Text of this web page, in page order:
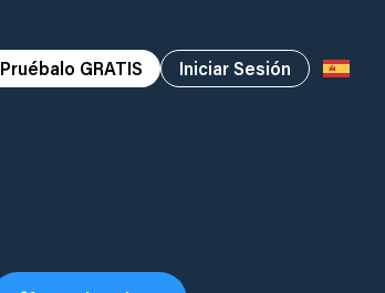
Pruébalo GRATIS Iniciar Sesión